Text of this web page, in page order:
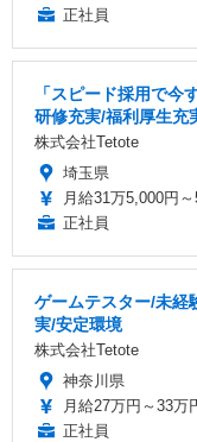
正社員
「スピード採用で今
研修充実/福利厚生充
株式会社Tetote
埼玉県
月給31万5,000円
正社員
ゲームテスター/未経
実/安定環境
株式会社Tetote
神奈川県
月給27万円～33万
正社員